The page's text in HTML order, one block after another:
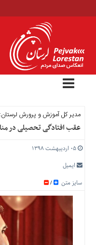
بالا
خانه
ارتباط
درباره
منوی
عمومی
اجتماعی
مدیر کل آموزش و پرورش لرستان:
عقب افتادگی تحصیلی در
۰۵ اردیبهشت ۱۳۹۸
ایمیل
سایز متن
/